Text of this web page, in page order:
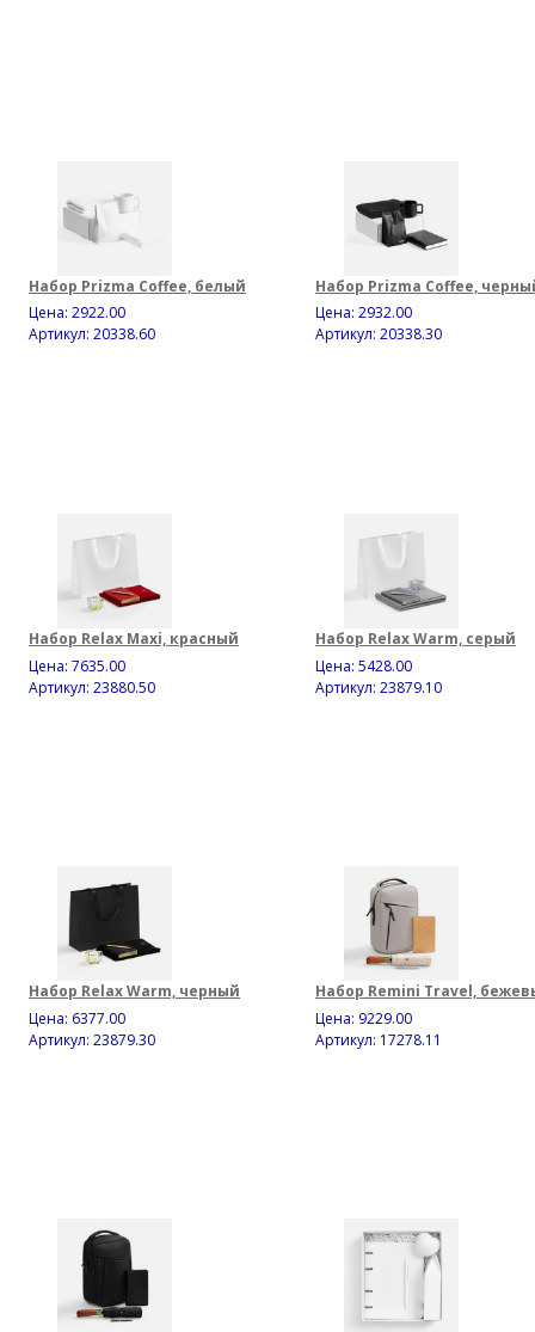
Набор Prizma Coffee, белый
Цена: 2922.00
Артикул: 20338.60
Набор Prizma Coffee,
Цена: 2932.00
Артикул: 20338.30
Набор Relax Maxi, красный
Цена: 7635.00
Артикул: 23880.50
Набор Relax Warm, серый
Цена: 5428.00
Артикул: 23879.10
Набор Relax Warm, черный
Цена: 6377.00
Артикул: 23879.30
Набор Remini Travel,
Цена: 9229.00
Артикул: 17278.11